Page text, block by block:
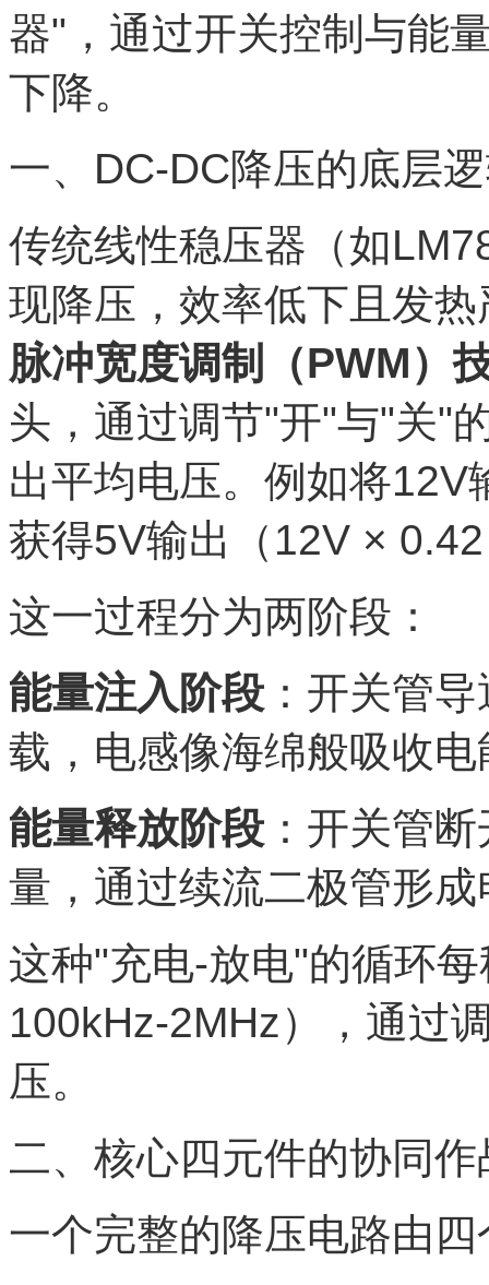
器"，通过开关控制与能
下降。
一、DC-DC降压的底层
传统线性稳压器（如
现降压，效率低下且发
脉冲宽度调制（PWM）
头，通过调节"开"与"关"
出平均电压。例如将
获得5V输出（12V ×
这一过程分为两阶段：
能量注入阶段 ：开关管
载，电感像海绵般吸收
能量释放阶段 ：开关管
量，通过续流二极管形
这种"充电-放电"的循环
100kHz-2MHz），通过
压。
二、核心四元件的协同作
一个完整的降压电路由